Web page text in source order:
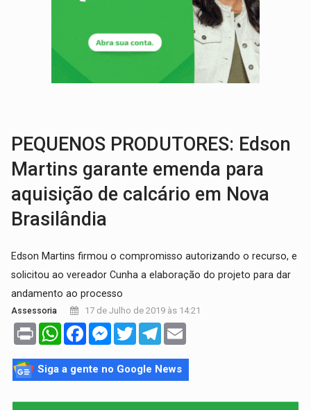
Superintendentes da PF defendem independência e apoio
ALIANÇA PODEROSA: Chapa vitaminada pode alcançar larga e boa
SÃO PAULO: PM abre concurso público com 2.000 vagas para
PEQUENOS PRODUTORES: Edson
Martins garante emenda para
aquisição de calcário em Nova
Brasilândia
Edson Martins firmou o compromisso autorizando o recurso, e
solicitou ao vereador Cunha a elaboração do projeto para dar
andamento ao processo
Assessoria 17 de Julho de 2019 às 14:21
Print WhatsAppFacebookMessenger
TwitterTelegram
Siga a gente no Google News